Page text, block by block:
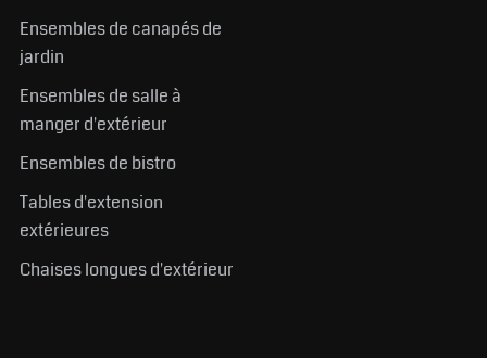
Ensembles de canapés de
jardin
Ensembles de salle à
manger d'extérieur
Ensembles de bistro
Tables d'extension
extérieures
Chaises longues d'extérieur